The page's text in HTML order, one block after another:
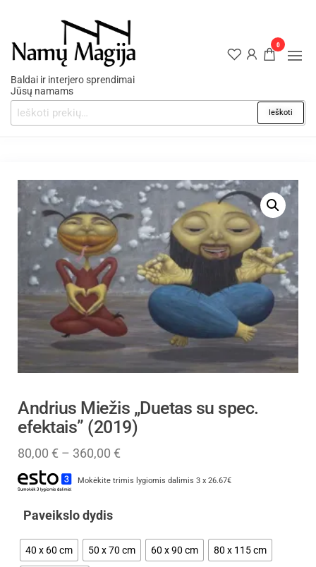
Baldai ir interjero sprendimai
Jūsų namams
Ieškoti
0
Andrius Miežis „Duetas su spec.
efektais” (2019)
80,00 € – 360,00 €
Mokėkite trimis lygiomis dalimis 3 x 26.67€
Paveikslo dydis
40 x 60 cm 50 x 70 cm 60 x 90 cm 80 x 115 cm